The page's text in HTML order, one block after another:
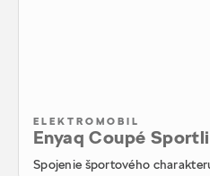
ELEKTROMOBIL
Enyaq Coupé
Spojenie športového